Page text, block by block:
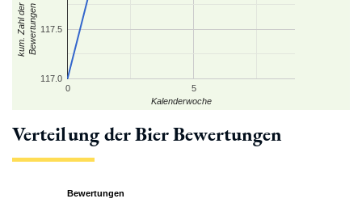
0 5
117.0
117.5
Kalenderwoche
kum. Zahl derBewertungen
Verteilung der Bier Bewertungen
Bewertungen